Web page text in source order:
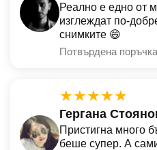
Реално е едно от
изглеждат по-
снимките 😄
Потвърдена поръчка
★★★★★
Гергана
Пристигна много
беше супер. А